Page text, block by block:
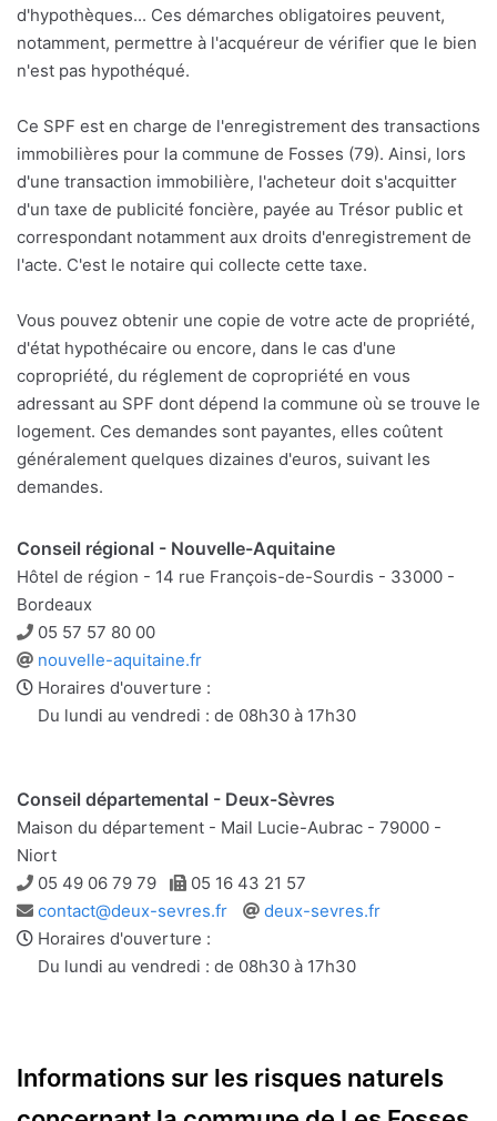
d'hypothèques... Ces démarches obligatoires peuvent,
notamment, permettre à l'acquéreur de vérifier que le bien
n'est pas hypothéqué.
Ce SPF est en charge de l'enregistrement des transactions
immobilières pour la commune de Fosses (79). Ainsi, lors
d'une transaction immobilière, l'acheteur doit s'acquitter
d'un taxe de publicité foncière, payée au Trésor public et
correspondant notamment aux droits d'enregistrement de
l'acte. C'est le notaire qui collecte cette taxe.
Vous pouvez obtenir une copie de votre acte de propriété,
d'état hypothécaire ou encore, dans le cas d'une
copropriété, du réglement de copropriété en vous
adressant au SPF dont dépend la commune où se trouve le
logement. Ces demandes sont payantes, elles coûtent
généralement quelques dizaines d'euros, suivant les
demandes.
Conseil régional - Nouvelle-Aquitaine
Hôtel de région - 14 rue François-de-Sourdis - 33000 -
Bordeaux
Téléphone
05 57 57 80 00
Site
web
nouvelle-aquitaine.fr
Horaires d'ouverture :
Du lundi au vendredi : de 08h30 à 17h30
Conseil départemental - Deux-Sèvres
Maison du département - Mail Lucie-Aubrac - 79000 -
Niort
Téléphone
05 49 06 79 79 Télécopie
05 16 43 21 57
Adresse
e-
mail
contact@deux-sevres.fr
Site
deux-sevres.fr
Horaires d'ouverture :
Du lundi au vendredi : de 08h30 à 17h30
Informations sur les risques naturels